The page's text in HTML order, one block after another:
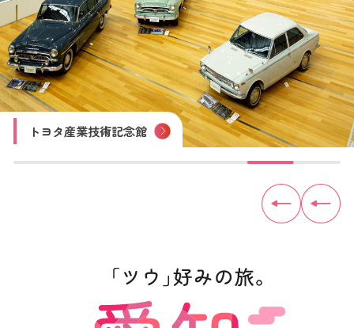
四谷の千枚田
木曽川鵜飼遊覧
内海海水浴場
佐久島
見守り猫「とこにゃん」（やきもの散歩道）
トヨタ産業技術記念館
犬山城